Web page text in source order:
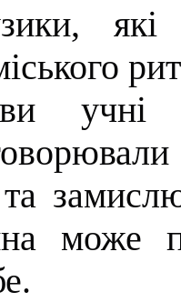
які
учні
може